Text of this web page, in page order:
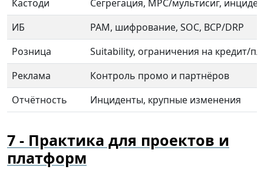
Кастоди
Сегрегация, MPC/мультисиг,
ИБ
PAM, шифрование, SOC, BCP/DRP
Розница
Suitability, ограничения на кредит/
Реклама
Контроль промо и партнёров
Отчётность
Инциденты, крупные изменения
Практика для проектов и
платформ